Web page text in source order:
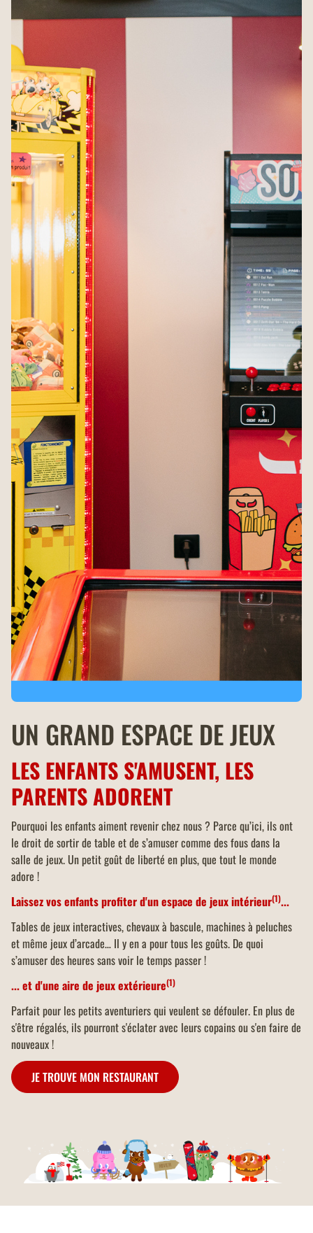
UN GRAND ESPACE DE JEUX
LES ENFANTS S'AMUSENT, LES
PARENTS ADORENT
Pourquoi les enfants aiment revenir chez nous ? Parce qu’ici, ils ont
le droit de sortir de table et de s’amuser comme des fous dans la
salle de jeux. Un petit goût de liberté en plus, que tout le monde
adore !
Laissez vos enfants profiter d'un espace de jeux intérieur(1)...
Tables de jeux interactives, chevaux à bascule, machines à peluches
et même jeux d’arcade… Il y en a pour tous les goûts. De quoi
s’amuser des heures sans voir le temps passer !
... et d'une aire de jeux extérieure(1)
Parfait pour les petits aventuriers qui veulent se défouler. En plus de
s'être régalés, ils pourront s'éclater avec leurs copains ou s'en faire de
nouveaux !
JE TROUVE MON RESTAURANT